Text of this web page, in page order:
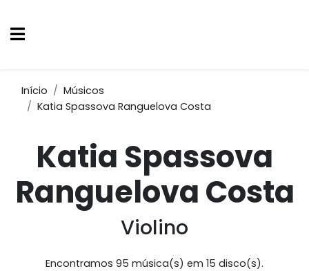
Início
Músicos
Katia Spassova Ranguelova Costa
Katia Spassova
Ranguelova Costa
Violino
Encontramos 95 música(s) em 15 disco(s).